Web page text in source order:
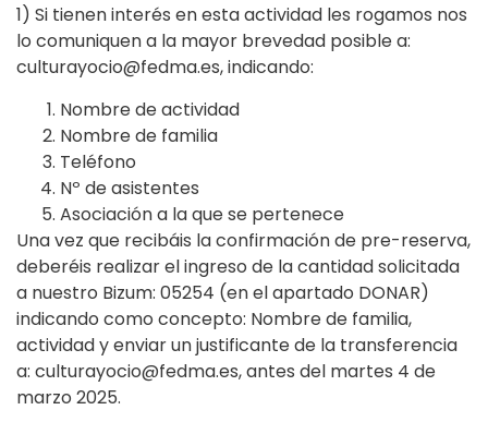
1) Si tienen interés en esta actividad les rogamos nos
lo comuniquen a la mayor brevedad posible a:
culturayocio@fedma.es, indicando:
Nombre de actividad
Nombre de familia
Teléfono
Nº de asistentes
Asociación a la que se pertenece
Una vez que recibáis la confirmación de pre-reserva,
deberéis realizar el ingreso de la cantidad solicitada
a nuestro Bizum: 05254 (en el apartado DONAR)
indicando como concepto: Nombre de familia,
actividad y enviar un justificante de la transferencia
a: culturayocio@fedma.es, antes del martes 4 de
marzo 2025.